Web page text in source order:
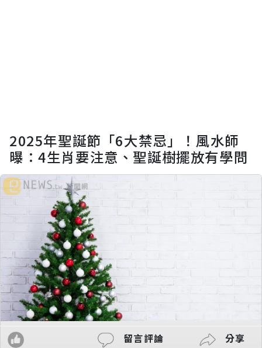
2025年聖誕節「6大禁忌」！風水師
曝：4生肖要注意、聖誕樹擺放有學問
留言評論 分享